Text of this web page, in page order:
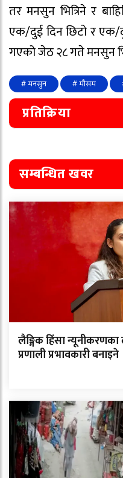
तर मनसुन भित्रिने र
एक/दुई दिन छिटो र एक/
गएको जेठ २८ गते मनसुन
# मनसुन # मौसम
प्रतिक्रिया
सम्बन्धित खवर
लैङ्गिक हिंसा न्यूनीकरणका
प्रणाली प्रभावकारी बनाइने